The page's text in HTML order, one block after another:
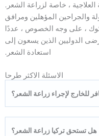
العلاجية ، خاصة لزراعة الشعر.
والجراحين المؤهلين ومرافق
، على وجه الخصوص ، عددًا
الدوليين الذين يسعون إلى
استعادة الشعر.
الاسئلة الاكثر طرحا
للخارج لإجراء زراعة الشعر؟
هل تستحق تركيا زراعة الشعر؟